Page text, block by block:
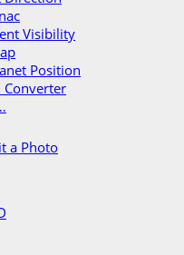
Visibility
Position
a Photo